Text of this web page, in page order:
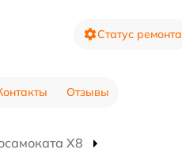
Статус ремонта
Отзывы
X8